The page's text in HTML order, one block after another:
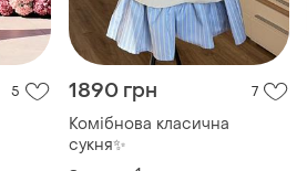
5 1890 грн 7
Комібнова класична
сукня✨